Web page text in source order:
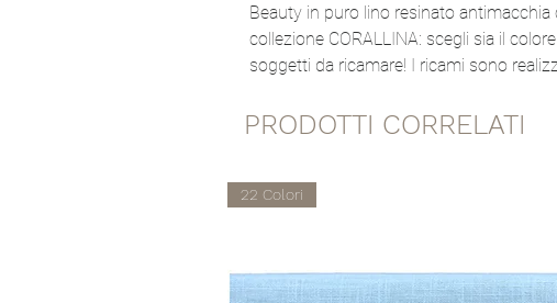
Beauty in puro lino resinato antimacchia
collezione CORALLINA: scegli sia il
soggetti da ricamare! I ricami sono
PRODOTTI CORRELATI
22 Colori